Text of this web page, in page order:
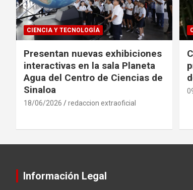
CIENCIA Y TECNOLOGÍA
Presentan nuevas exhibiciones
interactivas en la sala Planeta
Agua del Centro de Ciencias de
Sinaloa
18/06/2026 redaccion extraoficial
Información Legal